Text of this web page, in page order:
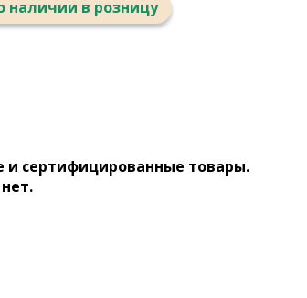
наличии в розницу
сертифицированные товары.